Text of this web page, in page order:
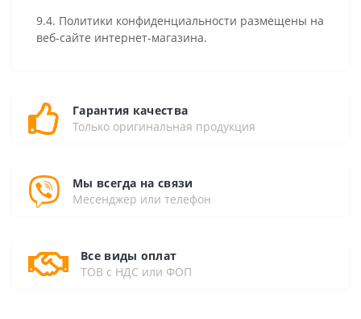
9.4. Политики конфиденциальности размещены на
веб-сайте интернет-магазина.
Гарантия качества
Только оригинальная продукция
Мы всегда на связи
Месенджер или телефон
Все виды оплат
ТОВ с НДС или ФОП